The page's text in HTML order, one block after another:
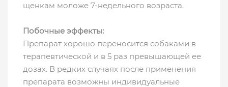
щенкам моложе 7-недельного возраста.
Побочные эффекты:
Препарат хорошо переносится собаками в
терапевтической и в 5 раз превышающей ее
дозах. В редких случаях после применения
препарата возможны индивидуальные